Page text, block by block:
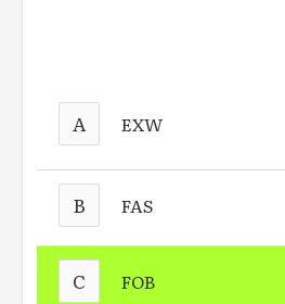
A EXW
B FAS
C FOB